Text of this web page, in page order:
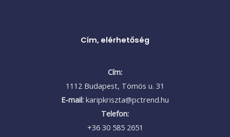
Cím, elérhetőség
Cím:
1112 Budapest, Tömös u. 31
E-mail: karipkriszta@pctrend.hu
Telefon:
+36 30 585 2651